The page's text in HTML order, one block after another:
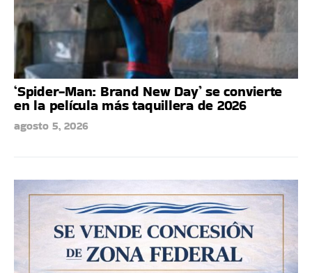
‘Spider-Man: Brand New Day’ se convierte
en la película más taquillera de 2026
agosto 5, 2026